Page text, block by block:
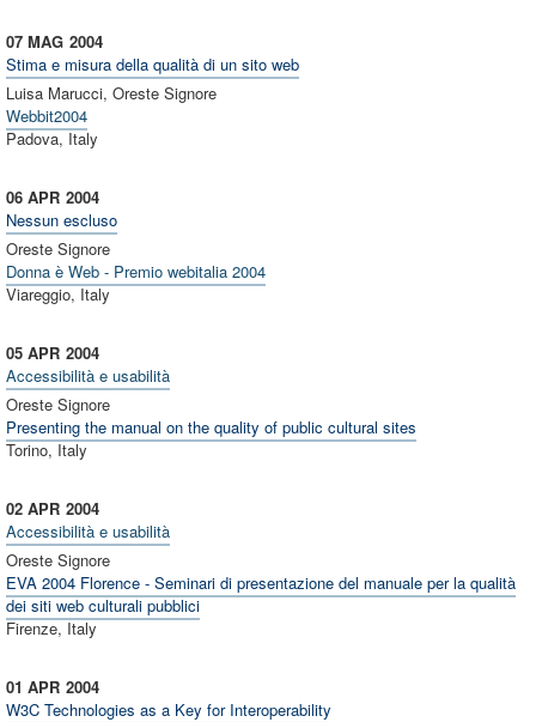
2004
07 MAG
Stima e misura della qualità di un sito web
Luisa Marucci, Oreste Signore
Webbit2004
Padova, Italy
2004
06 APR
Nessun escluso
Oreste Signore
Donna è Web - Premio webitalia 2004
Viareggio, Italy
2004
05 APR
Accessibilità e usabilità
Oreste Signore
Presenting the manual on the quality of public cultural sites
Torino, Italy
2004
02 APR
Accessibilità e usabilità
Oreste Signore
EVA 2004 Florence - Seminari di presentazione del manuale per la qualità
dei siti web culturali pubblici
Firenze, Italy
2004
01 APR
W3C Technologies as a Key for Interoperability